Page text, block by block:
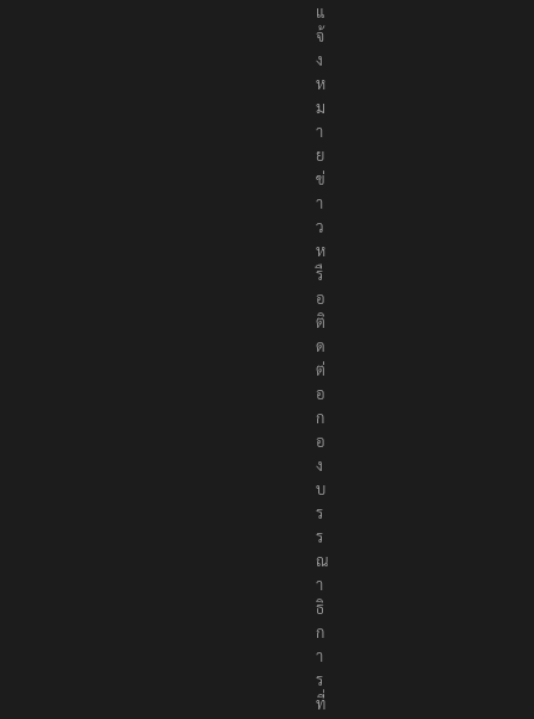
แ
จ้
ง
ห
ม
า
ย
ข่
า
ว
ห
รื
อ
ติ
ด
ต่
อ
ก
อ
ง
บ
ร
ร
ณ
า
ธิ
ก
า
ร
ที่